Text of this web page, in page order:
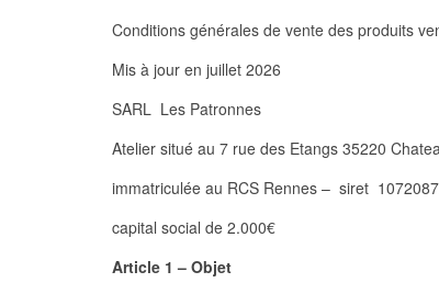
Conditions générales de vente des produits
Mis à jour en juillet 2026
SARL Les Patronnes
Atelier situé au 7 rue des Etangs 35220
immatriculée au RCS Rennes – siret
capital social de 2.000€
Article 1 – Objet